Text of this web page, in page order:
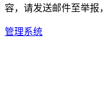
容，请发送邮件至举报
管理系统